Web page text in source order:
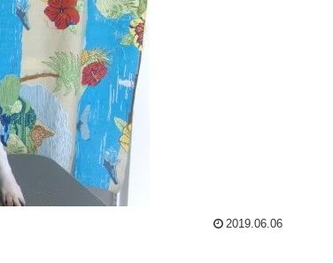
2019.06.06